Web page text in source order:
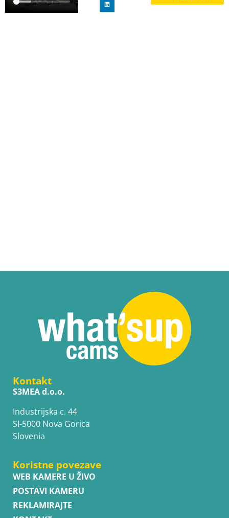
Kontakt
S3MEA d.o.o.
Industrijska c. 44
SI-5000 Nova Gorica
Slovenia
Koristne povezave
WEB KAMERE U ŽIVO
POSTAVI KAMERU
REKLAMIRAJTE